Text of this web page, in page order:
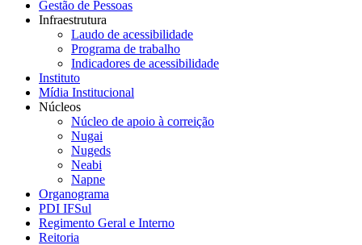
Gestão de Pessoas
Infraestrutura
Laudo de acessibilidade
Programa de trabalho
Indicadores de acessibilidade
Instituto
Mídia Institucional
Núcleos
Núcleo de apoio à correição
Nugai
Nugeds
Neabi
Napne
Organograma
PDI IFSul
Regimento Geral e Interno
Reitoria